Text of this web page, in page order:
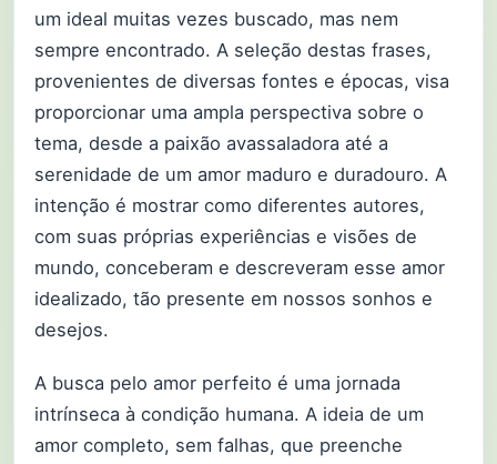
um ideal muitas vezes buscado, mas nem
sempre encontrado. A seleção destas frases,
provenientes de diversas fontes e épocas, visa
proporcionar uma ampla perspectiva sobre o
tema, desde a paixão avassaladora até a
serenidade de um amor maduro e duradouro. A
intenção é mostrar como diferentes autores,
com suas próprias experiências e visões de
mundo, conceberam e descreveram esse amor
idealizado, tão presente em nossos sonhos e
desejos.
A busca pelo amor perfeito é uma jornada
intrínseca à condição humana. A ideia de um
amor completo, sem falhas, que preenche